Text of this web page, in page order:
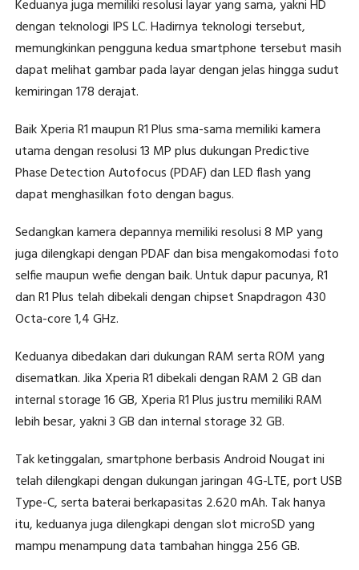
Keduanya juga memiliki resolusi layar yang sama, yakni HD
dengan teknologi IPS LC. Hadirnya teknologi tersebut,
memungkinkan pengguna kedua smartphone tersebut masih
dapat melihat gambar pada layar dengan jelas hingga sudut
kemiringan 178 derajat.
Baik Xperia R1 maupun R1 Plus sma-sama memiliki kamera
utama dengan resolusi 13 MP plus dukungan Predictive
Phase Detection Autofocus (PDAF) dan LED flash yang
dapat menghasilkan foto dengan bagus.
Sedangkan kamera depannya memiliki resolusi 8 MP yang
juga dilengkapi dengan PDAF dan bisa mengakomodasi foto
selfie maupun wefie dengan baik. Untuk dapur pacunya, R1
dan R1 Plus telah dibekali dengan chipset Snapdragon 430
Octa-core 1,4 GHz.
Keduanya dibedakan dari dukungan RAM serta ROM yang
disematkan. Jika Xperia R1 dibekali dengan RAM 2 GB dan
internal storage 16 GB, Xperia R1 Plus justru memiliki RAM
lebih besar, yakni 3 GB dan internal storage 32 GB.
Tak ketinggalan, smartphone berbasis Android Nougat ini
telah dilengkapi dengan dukungan jaringan 4G-LTE, port USB
Type-C, serta baterai berkapasitas 2.620 mAh. Tak hanya
itu, keduanya juga dilengkapi dengan slot microSD yang
mampu menampung data tambahan hingga 256 GB.